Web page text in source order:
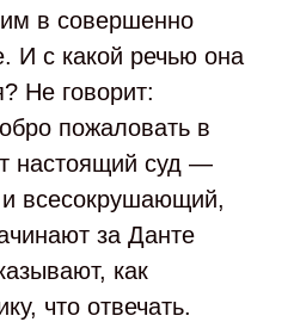
в совершенно
И с какой речью она
Не говорит:
пожаловать в
настоящий суд —
и всесокрушающий,
за Данте
как
что отвечать.